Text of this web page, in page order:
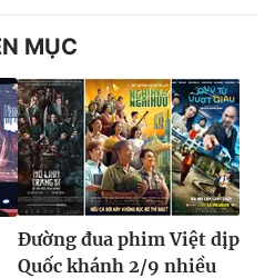
MỤC
Đường đua phim Việt dịp
Quốc khánh 2/9 nhiều